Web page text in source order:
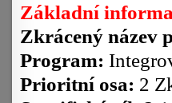
Základní
Zkrácený název
Program:
Prioritní osa: 2